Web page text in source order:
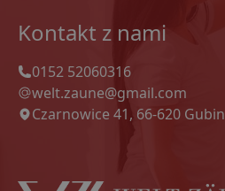
Kontakt z nami
0152 52060316
welt.zaune@gmail.com
Czarnowice 41, 66-620 Gubin